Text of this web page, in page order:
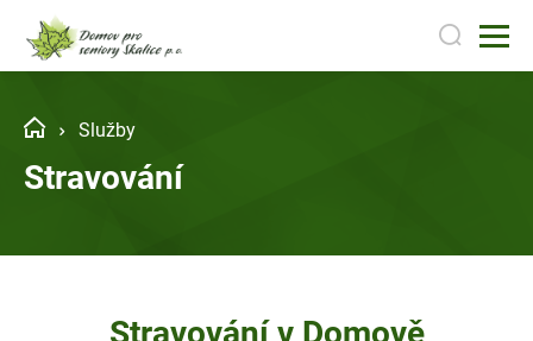
Služby
Stravování
Stravování v Domově